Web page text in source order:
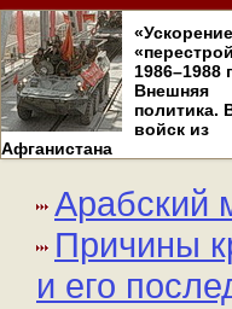
1986–1988
Внешняя
политика.
войск из
Афганистана
Арабский
Причины
и его